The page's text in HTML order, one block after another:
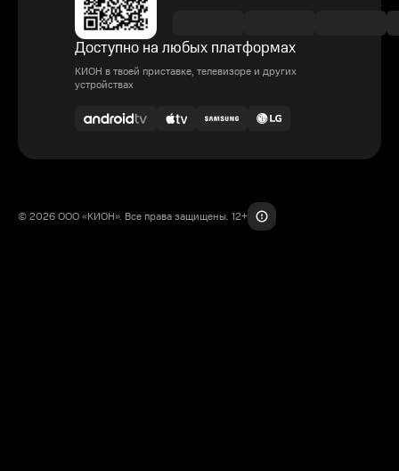
Доступно на любых платформах
КИОН в твоей приставке, телевизоре и других
устройствах
© 2026 ООО «КИОН». Все права защищены. 12+